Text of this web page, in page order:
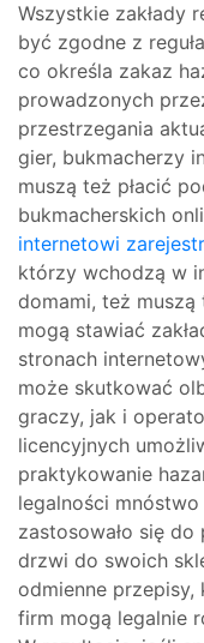
Wszystkie zakłady
być zgodne z
co określa zakaz
prowadzonych
przestrzegania
gier, bukmacherzy
muszą też płacić
bukmacherskich
internetowi
którzy wchodzą w
domami, też
mogą stawiać
stronach
może skutkować
graczy, jak i
licencyjnych
praktykowanie
legalności
zastosowało się
drzwi do swoich
odmienne
firm mogą legalnie